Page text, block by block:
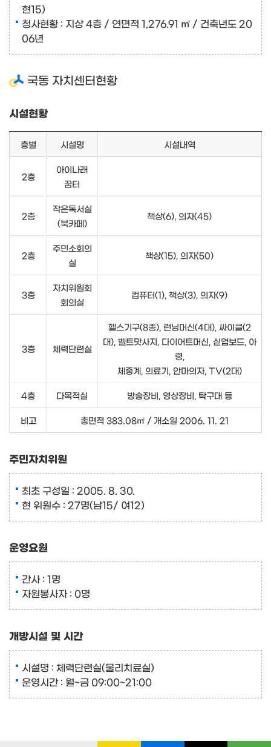
현15)
청사현황 : 지상 4층 / 연면적 1,276.91 ㎡ / 건축년도 20
06년
국동 자치센터현황
시설현황
층별 시설명 시설내역
2층
아이나래
꿈터
2층
작은독서실
(북카페)
책상(6), 의자(45)
2층
주민소회의
실
책상(15), 의자(50)
3층
자치위원회
회의실
컴퓨터(1), 책상(3), 의자(9)
3층 체력단련실
헬스기구(8종), 런닝머신(4대), 싸이클(2
대), 벨트맛사지, 다이어트머신, 싣업보드, 아
령,
체중계, 의료기, 안마의자, TV(2대)
4층 다목적실 방송장비, 영상장비, 탁구대 등
비고 총면적 383.08㎡ / 개소일 2006. 11. 21
주민자치위원
최초 구성일 : 2005. 8. 30.
현 위원수 : 27명(남15/ 여12)
운영요원
간사 : 1명
자원봉사자 : 0명
개방시설 및 시간
시설명 : 체력단련실(물리치료실)
운영시간 : 월~금 09:00~21:00